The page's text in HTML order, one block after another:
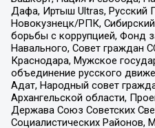
Дафа, Иртыш Ultras, Русский
Новокузнецк/РПК,
борьбы с коррупцией, Фонд
Навального, Совет граждан
Краснодара, Мужское
объединение русского
Адат, Народный совет
Архангельской области,
Держава Союз Советских
Социалистических Районов,